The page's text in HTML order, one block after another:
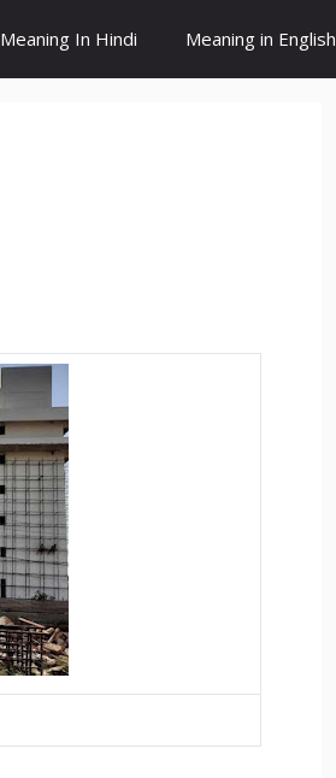
Meaning In Hindi Meaning in English